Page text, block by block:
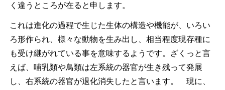
く違うところが在ると申します。
これは進化の過程で生じた生体の構造や機能が、いろい
ろ形作られ、様々な動物を生み出し、相当程度現存種に
も受け継がれている事を意味するようです。ざくっと言
えば、哺乳類や鳥類は左系統の器官が生き残って発展
し、右系統の器官が退化消失したと言います。 現に、